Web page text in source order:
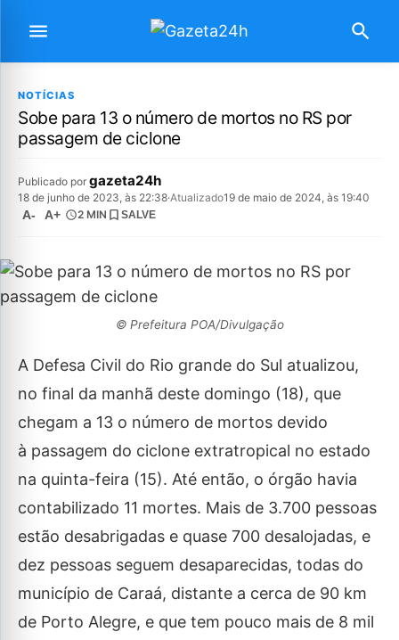
NOTÍCIAS
Sobe para 13 o número de mortos no RS por
passagem de ciclone
Publicado por gazeta24h
18 de junho de 2023, às 22:38·Atualizado19 de maio de 2024, às 19:40
A- A+ 2 MIN SALVE
© Prefeitura POA/Divulgação
A Defesa Civil do Rio grande do Sul atualizou,
no final da manhã deste domingo (18), que
chegam a 13 o número de mortos devido
à passagem do ciclone extratropical no estado
na quinta-feira (15). Até então, o órgão havia
contabilizado 11 mortes. Mais de 3.700 pessoas
estão desabrigadas e quase 700 desalojadas, e
dez pessoas seguem desaparecidas, todas do
município de Caraá, distante a cerca de 90 km
de Porto Alegre, e que tem pouco mais de 8 mil